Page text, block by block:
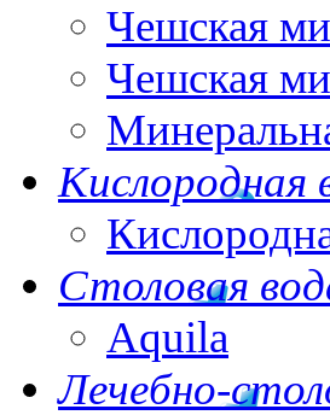
Чешская
Чешская
Кислородная
Столовая
Aquila
Лечебно-